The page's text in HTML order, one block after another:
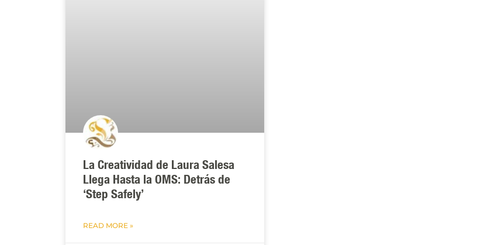
La Creatividad de Laura Salesa
Llega Hasta la OMS: Detrás de
‘Step Safely’
READ MORE »